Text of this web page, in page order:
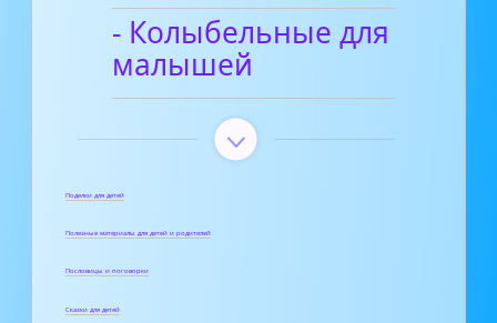
- Колыбельные для
малышей
Поделки для детей
Полезные материалы для детей и родителей
Пословицы и поговорки
Сказки для детей